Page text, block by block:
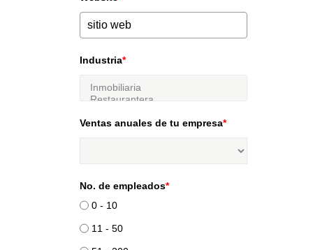
Industria*
Ventas anuales de tu empresa*
No. de empleados*
0 - 10
11 - 50